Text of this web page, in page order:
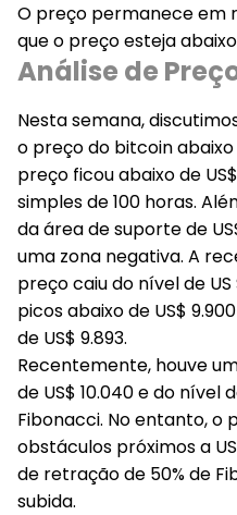
O preço permanece em
que o preço esteja abaixo
Análise de
Nesta semana,
o preço do bitcoin abaixo
preço ficou abaixo de
simples de 100 horas.
da área de suporte de
uma zona negativa. A
preço caiu do nível de US
picos abaixo de US$
de US$ 9.893.
Recentemente, houve
de US$ 10.040 e do nível
Fibonacci. No entanto,
obstáculos próximos a
de retração de 50% de
subida.